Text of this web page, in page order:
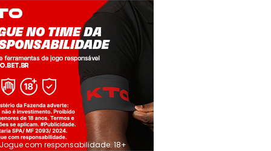
Jogue com responsabilidade. 18+